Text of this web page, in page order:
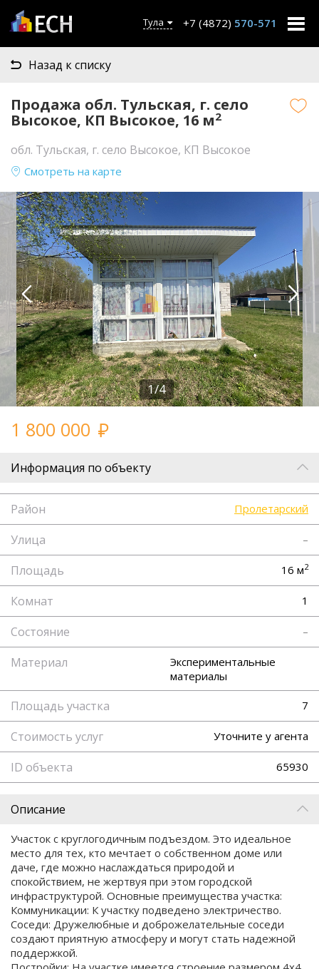
Тула +7 (4872) 570-571
Назад к списку
Продажа обл. Тульская, г. село
Высокое, КП Высокое, 16 м2
обл. Тульская, г. село Высокое, КП Высокое
Смотреть на карте
1/4
1 800 000
Информация по объекту
Район Пролетарский
Улица –
Площадь 16 м2
Комнат 1
Состояние –
Материал
Экспериментальные
материалы
Площадь участка 7
Стоимость услуг Уточните у агента
ID объекта 65930
Описание
Участок с круглогодичным подъездом. Это идеальное
место для тех, кто мечтает о собственном доме или
даче, где можно наслаждаться природой и
спокойствием, не жертвуя при этом городской
инфраструктурой. Основные преимущества участка:
Коммуникации: К участку подведено электричество.
Соседи: Дружелюбные и доброжелательные соседи
создают приятную атмосферу и могут стать надежной
поддержкой.